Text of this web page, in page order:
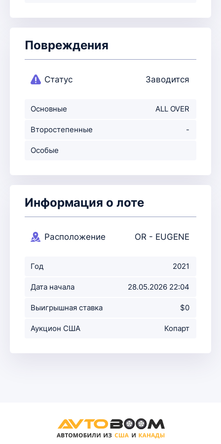
Повреждения
Статус Заводится
Основные
повреждения
ALL OVER
Второстепенные
повр-ния
-
Особые
Информация о лоте
Расположение
OR - EUGENE
Год 2021
Дата начала
аукциона
28.05.2026 22:04
Выигрышная ставка $0
Аукцион США Копарт